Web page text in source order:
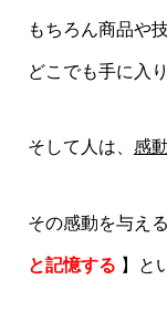
もちろん商品や
どこでも手に入り
そして人は、 感
その感動を与え
と記憶する 】と